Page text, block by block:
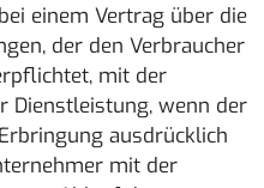
einem Vertrag über die
der den Verbraucher
mit der
Dienstleistung, wenn der
ausdrücklich
mit der